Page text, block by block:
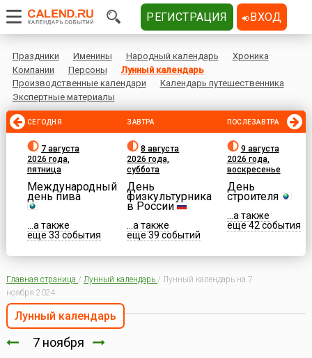
Праздники Именины Народный календарь
Хроника
Компании
Персоны
Лунный календарь
Производственные календари
Календарь путешественника
Экспертные материалы
СЕГОДНЯ
7 августа
2026 года,
пятница
Международный
день пива
...а также
еще 33 события
ЗАВТРА
8 августа
2026 года,
суббота
День
физкультурника
в России
...а также
еще 39 событий
ПОСЛЕЗАВТРА
9 августа
2026 года,
воскресенье
День
строителя
...а также
еще 42 события
Главная страница / Лунный календарь / Лунный календарь на 7
ноября 2024
Лунный календарь
7 ноября
РЕГИСТРАЦИЯ ВХОД